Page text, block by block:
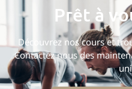
Prêt à
Découvrez nos cours et
Contactez nous des